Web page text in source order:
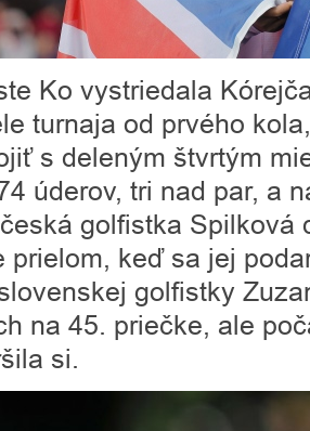
Ko vystriedala
turnaja od prvého
s deleným štvrtým
úderov, tri nad par, a
golfistka Spilková
prielom, keď sa jej
golfistky
na 45. priečke, ale
si.